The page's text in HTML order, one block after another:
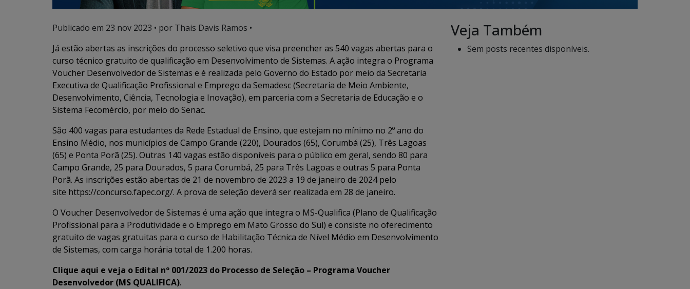
Publicado em 23 nov 2023 • por Thais Davis Ramos •
Já estão abertas as inscrições do processo seletivo que visa preencher as 540 vagas abertas para o
curso técnico gratuito de qualificação em Desenvolvimento de Sistemas. A ação integra o Programa
Voucher Desenvolvedor de Sistemas e é realizada pelo Governo do Estado por meio da Secretaria
Executiva de Qualificação Profissional e Emprego da Semadesc (Secretaria de Meio Ambiente,
Desenvolvimento, Ciência, Tecnologia e Inovação), em parceria com a Secretaria de Educação e o
Sistema Fecomércio, por meio do Senac.
São 400 vagas para estudantes da Rede Estadual de Ensino, que estejam no mínimo no 2º ano do
Ensino Médio, nos municípios de Campo Grande (220), Dourados (65), Corumbá (25), Três Lagoas
(65) e Ponta Porã (25). Outras 140 vagas estão disponíveis para o público em geral, sendo 80 para
Campo Grande, 25 para Dourados, 5 para Corumbá, 25 para Três Lagoas e outras 5 para Ponta
Porã. As inscrições estão abertas de 21 de novembro de 2023 a 19 de janeiro de 2024 pelo
site https://concurso.fapec.org/. A prova de seleção deverá ser realizada em 28 de janeiro.
O Voucher Desenvolvedor de Sistemas é uma ação que integra o MS-Qualifica (Plano de Qualificação
Profissional para a Produtividade e o Emprego em Mato Grosso do Sul) e consiste no oferecimento
gratuito de vagas gratuitas para o curso de Habilitação Técnica de Nível Médio em Desenvolvimento
de Sistemas, com carga horária total de 1.200 horas.
Clique aqui e veja o Edital nº 001/2023 do Processo de Seleção – Programa Voucher
Desenvolvedor (MS QUALIFICA).
Veja Também
Sem posts recentes disponíveis.